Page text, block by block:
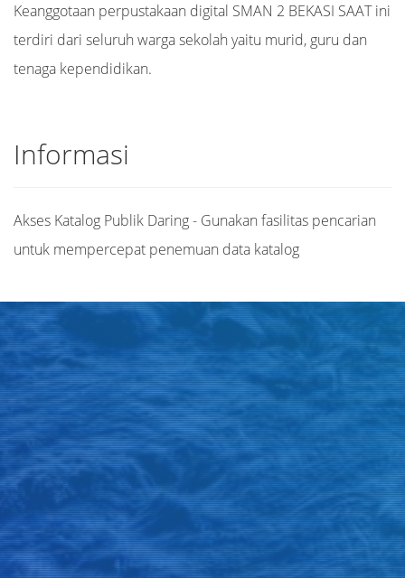
Keanggotaan perpustakaan digital SMAN 2 BEKASI SAAT ini
terdiri dari seluruh warga sekolah yaitu murid, guru dan
tenaga kependidikan.
Informasi
Akses Katalog Publik Daring - Gunakan fasilitas pencarian
untuk mempercepat penemuan data katalog
Judul
Pengarang
Subjek
ISBN/ISSN
Tipe Koleksi